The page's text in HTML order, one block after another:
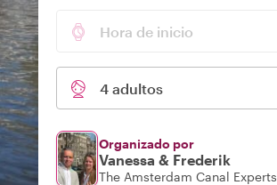
Hora de inicio
4 adultos
Organizado por
Vanessa & Frederik
The Amsterdam Canal Experts